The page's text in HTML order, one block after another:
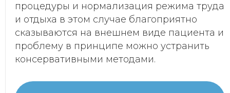
процедуры и нормализация режима труда
и отдыха в этом случае благоприятно
сказываются на внешнем виде пациента и
проблему в принципе можно устранить
консервативными методами.